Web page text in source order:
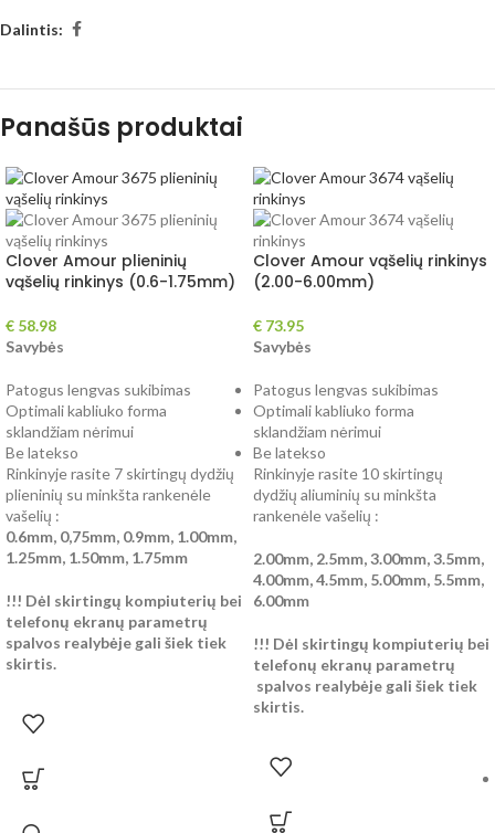
Dalintis:
Panašūs produktai
Clover Amour plieninių
vąšelių rinkinys (0.6-1.75mm)
€ 58.98
Savybės
Patogus lengvas sukibimas
Optimali kabliuko forma
sklandžiam nėrimui
Be latekso
Rinkinyje rasite 7 skirtingų dydžių
plieninių su minkšta rankenėle
vašelių :
0.6mm, 0,75mm, 0.9mm, 1.00mm,
1.25mm, 1.50mm, 1.75mm
!!! Dėl skirtingų kompiuterių bei
telefonų ekranų parametrų
spalvos realybėje gali šiek tiek
skirtis.
Clover Amour vąšelių rinkinys
(2.00-6.00mm)
€ 73.95
Savybės
Patogus lengvas sukibimas
Optimali kabliuko forma
sklandžiam nėrimui
Be latekso
Rinkinyje rasite 10 skirtingų
dydžių aliuminių su minkšta
rankenėle vašelių :
2.00mm, 2.5mm, 3.00mm, 3.5mm,
4.00mm, 4.5mm, 5.00mm, 5.5mm,
6.00mm
!!! Dėl skirtingų kompiuterių bei
telefonų ekranų parametrų
spalvos realybėje gali šiek tiek
skirtis.